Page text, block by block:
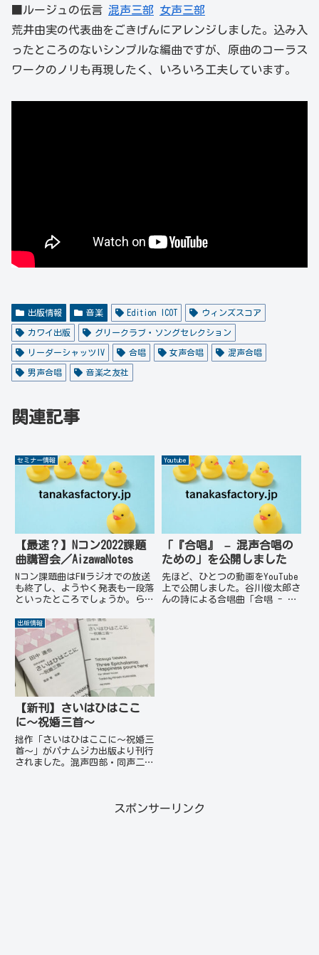
■ルージュの伝言 混声三部 女声三部
荒井由実の代表曲をごきげんにアレンジしました。込み入
ったところのないシンプルな編曲ですが、原曲のコーラス
ワークのノリも再現したく、いろいろ工夫しています。
出版情報 音楽 Edition ICOT ウィンズスコア
カワイ出版 グリークラブ・ソングセレクション
リーダーシャッツIV 合唱 女声合唱 混声合唱
男声合唱 音楽之友社
関連記事
セミナー情報
【最速？】Nコン2022課題
曲講習会／AizawaNotes
Nコン課題曲はFMラジオでの放送
も終了し、ようやく発表も一段落
といったところでしょうか。らじ
逃しができるので、ぜひお聴きく
ださい。作編曲者のコメントも流
れます。来月には課題曲の参考演
奏を収録したCDも発売予定...
Youtube
「『合唱』 – 混声合唱の
ための」を公開しました
先ほど、ひとつの動画をYouTube
上で公開しました。谷川俊太郎さ
んの詩による合唱曲「合唱 - 混
出版情報
【新刊】さいはひはここ
に〜祝婚三首〜
拙作「さいはひはここに〜祝婚三
首〜」がパナムジカ出版より刊行
されました。混声四部・同声二部
ピアニストと、マルチに活躍するスポンサーリンク